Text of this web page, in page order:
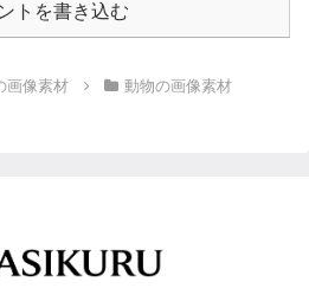
トを書き込む
画像素材 動物の画像素材